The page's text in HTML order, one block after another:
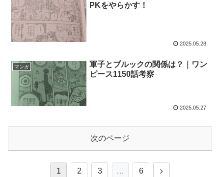
PKをやらかす！
2025.05.28
マンガ
軍子とブルックの関係は？｜ワン
ピース1150話考察
2025.05.27
次のページ
1 2 3 … 6